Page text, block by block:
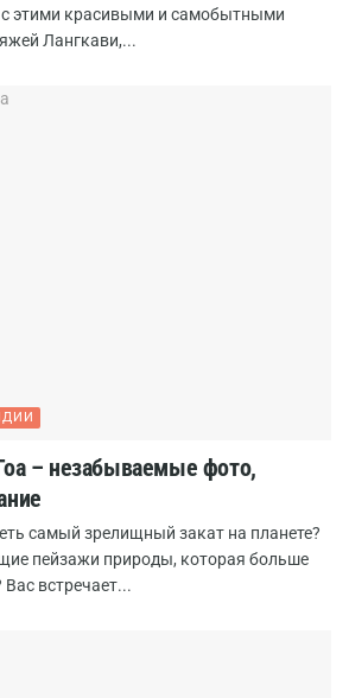
с этими красивыми и самобытными
Лангкави,...
– незабываемые фото,
самый зрелищный закат на планете?
пейзажи природы, которая больше
Вас встречает...